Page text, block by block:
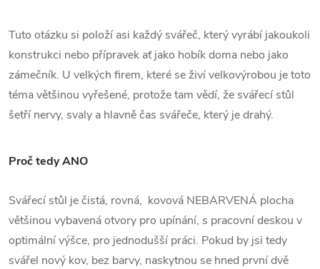
Tuto otázku si položí asi každý svářeč, který vyrábí jakoukoli
konstrukci nebo přípravek ať jako hobík doma nebo jako
zámečník. U velkých firem, které se živí velkovýrobou je toto
téma většinou vyřešené, protože tam vědí, že svářecí stůl
šetří nervy, svaly a hlavně čas svářeče, který je drahý.
Proč tedy ANO
Svářecí stůl je čistá, rovná, kovová NEBARVENÁ plocha
většinou vybavená otvory pro upínání, s pracovní deskou v
optimální výšce, pro jednodušší práci. Pokud by jsi tedy
svářel nový kov, bez barvy, naskytnou se hned první dvě